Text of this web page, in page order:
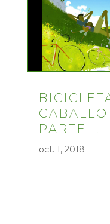
PARTE I.
oct. 1, 2018